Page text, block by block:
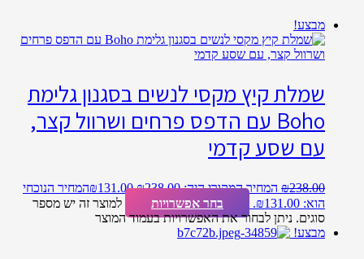
מבצע!
שמלת קיץ מקסי לנשים בסגנון גלימת
Boho עם הדפס פרחים ושרוול קצר,
עם שסע קדמי
₪238.00 המחיר המקורי היה: ₪238.00. ₪131.00
המחיר הנוכחי
הוא: ₪131.00.
בחר אפשרויות
למוצר זה יש מספר
סוגים. ניתן לבחור את האפשרויות בעמוד המוצר
מבצע!